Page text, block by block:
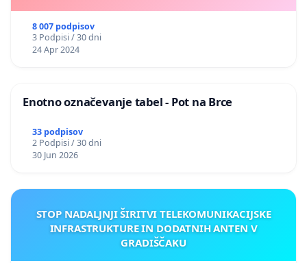
8 007 podpisov
3 Podpisi / 30 dni
24 Apr 2024
Enotno označevanje tabel - Pot na Brce
33 podpisov
2 Podpisi / 30 dni
30 Jun 2026
STOP NADALJNJI ŠIRITVI TELEKOMUNIKACIJSKE
INFRASTRUKTURE IN DODATNIH ANTEN V
GRADIŠČAKU